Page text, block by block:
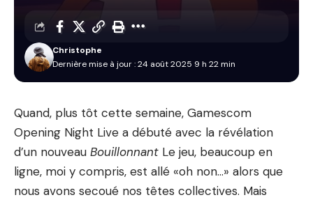
Dernière mise à jour : 24 août 2025 9 h 22 min
Christophe
Quand, plus tôt cette semaine, Gamescom
Opening Night Live a débuté avec la révélation
d’un nouveau Bouillonnant Le jeu, beaucoup en
ligne, moi y compris, est allé «oh non…» alors que
nous avons secoué nos têtes collectives. Mais